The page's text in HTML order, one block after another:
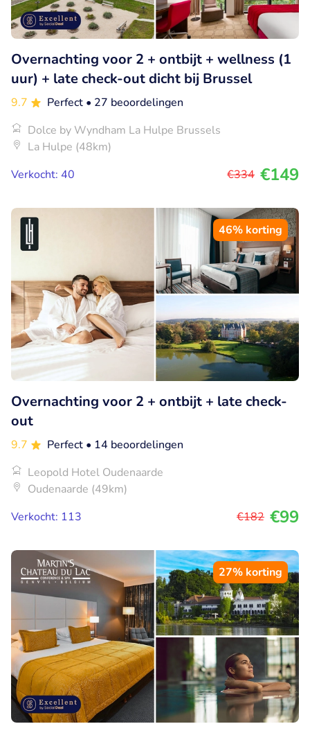
Overnachting voor 2 + ontbijt + wellness (1
uur) + late check-out dicht bij Brussel
9.7 Perfect • 27 beoordelingen
Dolce by Wyndham La Hulpe Brussels
La Hulpe (48km)
Verkocht: 40
€334 €149
46% korting
Overnachting voor 2 + ontbijt + late check-
out
9.7 Perfect • 14 beoordelingen
Leopold Hotel Oudenaarde
Oudenaarde (49km)
Verkocht: 113
€182 €99
27% korting